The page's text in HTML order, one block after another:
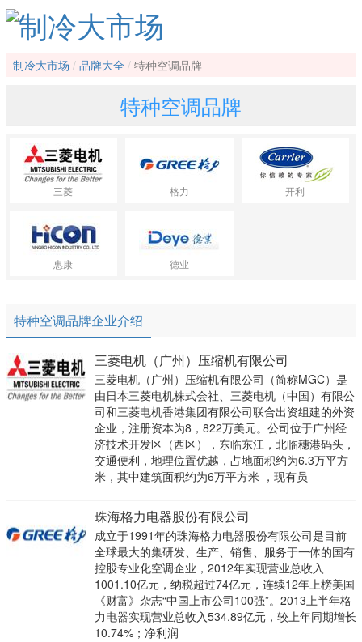
制冷大市场 品牌大全 特种空调品牌
特种空调品牌
三菱 格力 开利
惠康 德业
特种空调品牌企业介绍
三菱电机（广州）压缩机有限公司
三菱电机（广州）压缩机有限公司（简称MGC）是
由日本三菱电机株式会社、三菱电机（中国）有限公
司和三菱电机香港集团有限公司联合出资组建的外资
企业，注册资本为8，822万美元。公司位于广州经
济技术开发区（西区），东临东江，北临穗港码头，
交通便利，地理位置优越，占地面积约为6.3万平方
米，其中建筑面积约为6万平方米 ，现有员
珠海格力电器股份有限公司
成立于1991年的珠海格力电器股份有限公司是目前
全球最大的集研发、生产、销售、服务于一体的国有
控股专业化空调企业，2012年实现营业总收入
1001.10亿元，纳税超过74亿元，连续12年上榜美国
《财富》杂志“中国上市公司100强”。2013上半年格
力电器实现营业总收入534.89亿元，较上年同期增长
10.74%；净利润